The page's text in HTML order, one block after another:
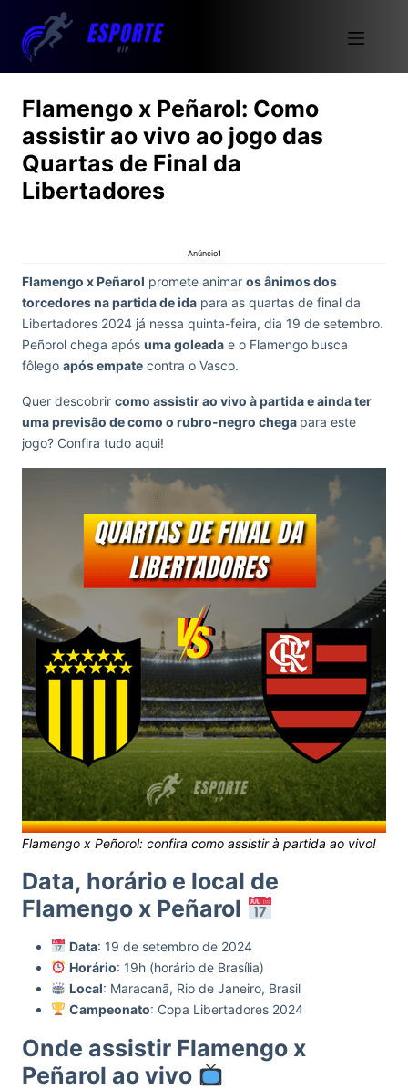
Flamengo x Peñarol: Como
assistir ao vivo ao jogo das
Quartas de Final da
Libertadores
Anúncio1
Flamengo x Peñarol promete animar os ânimos dos
torcedores na partida de ida para as quartas de final da
Libertadores 2024 já nessa quinta-feira, dia 19 de setembro.
Peñorol chega após uma goleada e o Flamengo busca
fôlego após empate contra o Vasco.
Quer descobrir como assistir ao vivo à partida e ainda ter
uma previsão de como o rubro-negro chega para este
jogo? Confira tudo aqui!
Flamengo x Peñorol: confira como assistir à partida ao vivo!
Data, horário e local de
Flamengo x Peñarol
Data: 19 de setembro de 2024
Horário: 19h (horário de Brasília)
Local: Maracanã, Rio de Janeiro, Brasil
Campeonato: Copa Libertadores 2024
Onde assistir Flamengo x
Peñarol ao vivo